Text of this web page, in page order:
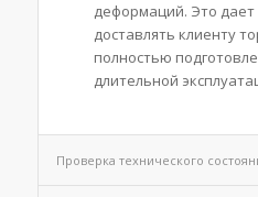
деформаций. Это
доставлять клиенту
полностью
длительной
Проверка технического